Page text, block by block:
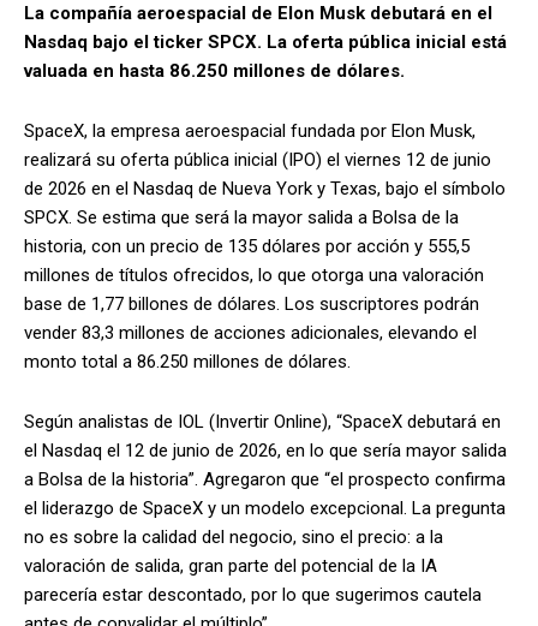
La compañía aeroespacial de Elon Musk debutará en el
Nasdaq bajo el ticker SPCX. La oferta pública inicial está
valuada en hasta 86.250 millones de dólares.
SpaceX, la empresa aeroespacial fundada por Elon Musk,
realizará su oferta pública inicial (IPO) el viernes 12 de junio
de 2026 en el Nasdaq de Nueva York y Texas, bajo el símbolo
SPCX. Se estima que será la mayor salida a Bolsa de la
historia, con un precio de 135 dólares por acción y 555,5
millones de títulos ofrecidos, lo que otorga una valoración
base de 1,77 billones de dólares. Los suscriptores podrán
vender 83,3 millones de acciones adicionales, elevando el
monto total a 86.250 millones de dólares.
Según analistas de IOL (Invertir Online), “SpaceX debutará en
el Nasdaq el 12 de junio de 2026, en lo que sería mayor salida
a Bolsa de la historia”. Agregaron que “el prospecto confirma
el liderazgo de SpaceX y un modelo excepcional. La pregunta
no es sobre la calidad del negocio, sino el precio: a la
valoración de salida, gran parte del potencial de la IA
parecería estar descontado, por lo que sugerimos cautela